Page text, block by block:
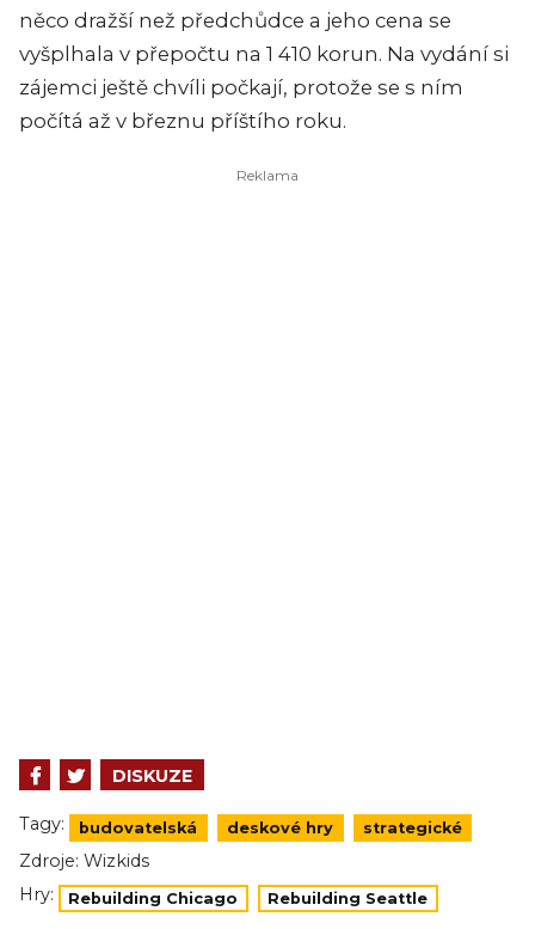
něco dražší než předchůdce a jeho cena se
vyšplhala v přepočtu na 1 410 korun. Na vydání si
zájemci ještě chvíli počkají, protože se s ním
počítá až v březnu příštího roku.
DISKUZE
Tagy: budovatelská deskové hry strategické
Zdroje: Wizkids
Hry:
Rebuilding Chicago Rebuilding Seattle